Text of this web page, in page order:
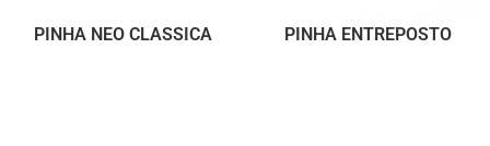
PINHA NEO CLASSICA PINHA ENTREPOSTO